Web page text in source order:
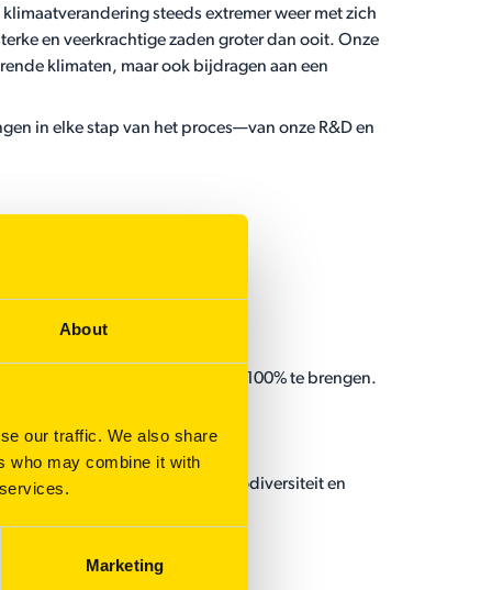
About
our traffic. We also share
who may combine it with
Marketing
steeds extremer weer met zich
en veerkrachtige zaden groter dan ooit. Onze
klimaten, maar ook bijdragen aan een
in elke stap van het proces—van onze R&D en
de Europese Green Deal.
ernaar om dit in 2026 naar 100% te brengen.
en te versterken.
en dragen positief bij aan biodiversiteit en